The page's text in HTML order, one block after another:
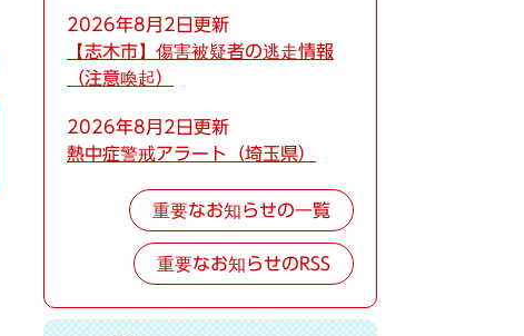
2026年8月2日更新
【志木市】傷害被疑者の逃走情報
（注意喚起）
2026年8月2日更新
熱中症警戒アラート（埼玉県）
重要なお知らせの一覧
重要なお知らせのRSS